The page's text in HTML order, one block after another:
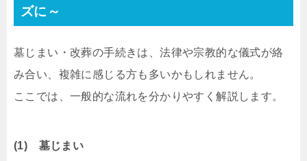
ズに～
墓じまい・改葬の手続きは、法律や宗教的な儀式が絡
み合い、複雑に感じる方も多いかもしれません。
ここでは、一般的な流れを分かりやすく解説します。
(1) 墓じまい